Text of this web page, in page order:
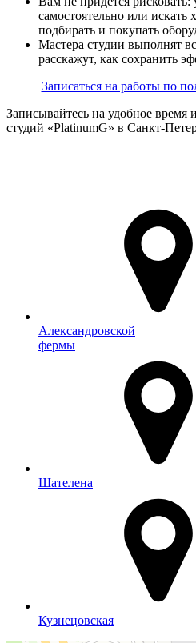
самостоятельно или искать
подбирать и покупать
Мастера студии выполнят
расскажут, как сохранить
Записаться на работы по
Записывайтесь на удобное
студий «PlatinumG» в Санкт-
Александровской
фермы
Шателена
Кузнецовская